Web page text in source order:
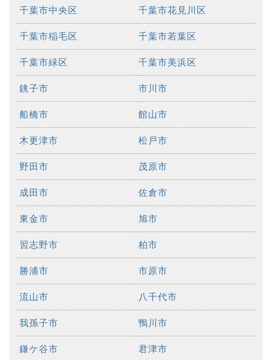
千葉市中央区 千葉市花見川区
千葉市稲毛区 千葉市若葉区
千葉市緑区 千葉市美浜区
銚子市 市川市
船橋市 館山市
木更津市 松戸市
野田市 茂原市
成田市 佐倉市
東金市 旭市
習志野市 柏市
勝浦市 市原市
流山市 八千代市
我孫子市 鴨川市
鎌ケ谷市 君津市